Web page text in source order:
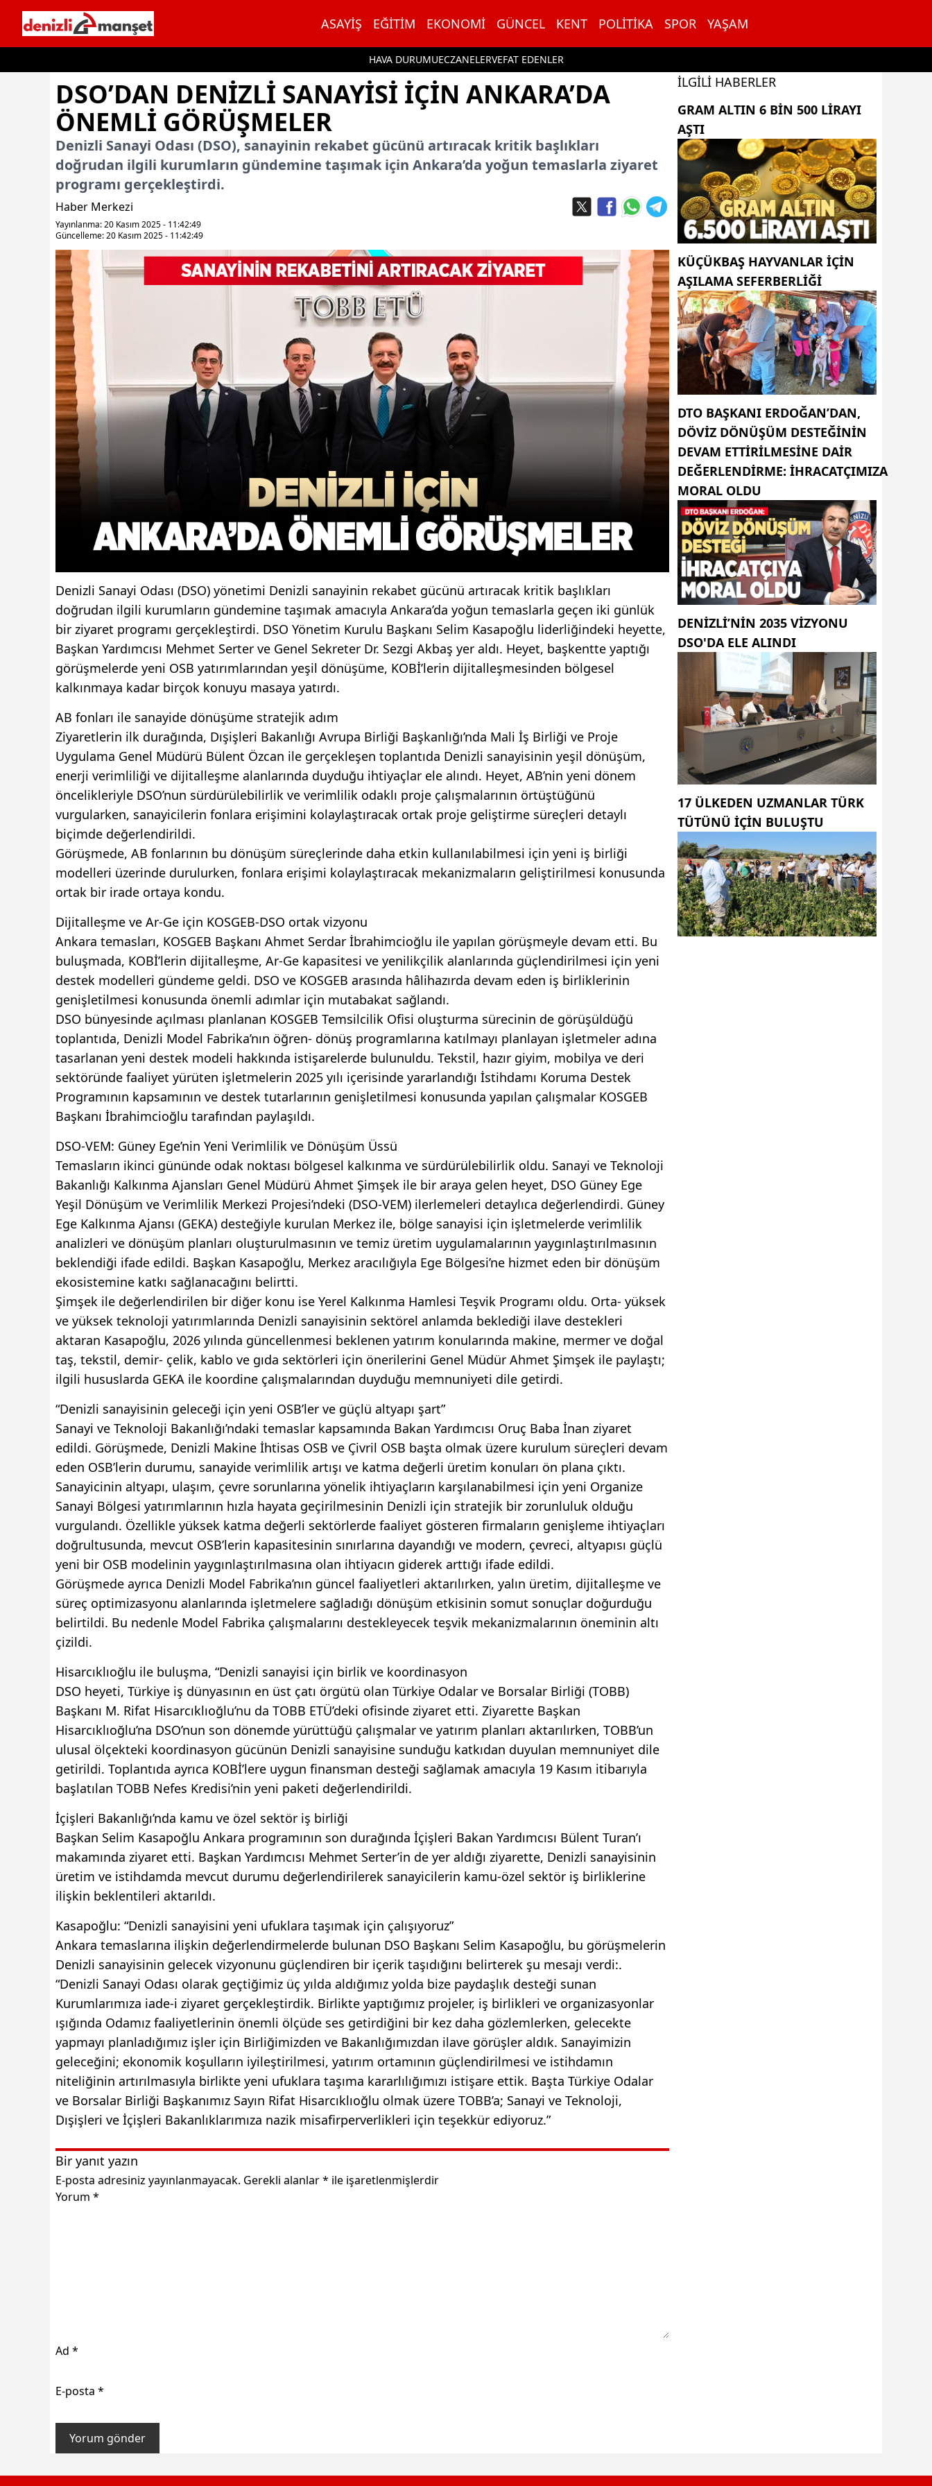
ASAYIŞ EĞITIM EKONOMI GÜNCEL KENT POLITIKA SPOR YAŞAM
HAVA DURUMUECZANELERVEFAT EDENLER
DSO’DAN DENIZLI SANAYISI IÇIN ANKARA’DA
ÖNEMLI GÖRÜŞMELER
Denizli Sanayi Odası (DSO), sanayinin rekabet gücünü artıracak kritik başlıkları
doğrudan ilgili kurumların gündemine taşımak için Ankara’da yoğun temaslarla ziyaret
programı gerçekleştirdi.
Haber Merkezi
Yayınlanma: 20 Kasım 2025 - 11:42:49
Güncelleme: 20 Kasım 2025 - 11:42:49
Denizli Sanayi Odası (DSO) yönetimi Denizli sanayinin rekabet gücünü artıracak kritik başlıkları
doğrudan ilgili kurumların gündemine taşımak amacıyla Ankara’da yoğun temaslarla geçen iki günlük
bir ziyaret programı gerçekleştirdi. DSO Yönetim Kurulu Başkanı Selim Kasapoğlu liderliğindeki heyette,
Başkan Yardımcısı Mehmet Serter ve Genel Sekreter Dr. Sezgi Akbaş yer aldı. Heyet, başkentte yaptığı
görüşmelerde yeni OSB yatırımlarından yeşil dönüşüme, KOBİ’lerin dijitalleşmesinden bölgesel
kalkınmaya kadar birçok konuyu masaya yatırdı.
AB fonları ile sanayide dönüşüme stratejik adım
Ziyaretlerin ilk durağında, Dışişleri Bakanlığı Avrupa Birliği Başkanlığı’nda Mali İş Birliği ve Proje
Uygulama Genel Müdürü Bülent Özcan ile gerçekleşen toplantıda Denizli sanayisinin yeşil dönüşüm,
enerji verimliliği ve dijitalleşme alanlarında duyduğu ihtiyaçlar ele alındı. Heyet, AB’nin yeni dönem
öncelikleriyle DSO’nun sürdürülebilirlik ve verimlilik odaklı proje çalışmalarının örtüştüğünü
vurgularken, sanayicilerin fonlara erişimini kolaylaştıracak ortak proje geliştirme süreçleri detaylı
biçimde değerlendirildi.
Görüşmede, AB fonlarının bu dönüşüm süreçlerinde daha etkin kullanılabilmesi için yeni iş birliği
modelleri üzerinde durulurken, fonlara erişimi kolaylaştıracak mekanizmaların geliştirilmesi konusunda
ortak bir irade ortaya kondu.
Dijitalleşme ve Ar-Ge için KOSGEB-DSO ortak vizyonu
Ankara temasları, KOSGEB Başkanı Ahmet Serdar İbrahimcioğlu ile yapılan görüşmeyle devam etti. Bu
buluşmada, KOBİ’lerin dijitalleşme, Ar-Ge kapasitesi ve yenilikçilik alanlarında güçlendirilmesi için yeni
destek modelleri gündeme geldi. DSO ve KOSGEB arasında hâlihazırda devam eden iş birliklerinin
genişletilmesi konusunda önemli adımlar için mutabakat sağlandı.
DSO bünyesinde açılması planlanan KOSGEB Temsilcilik Ofisi oluşturma sürecinin de görüşüldüğü
toplantıda, Denizli Model Fabrika’nın öğren- dönüş programlarına katılmayı planlayan işletmeler adına
tasarlanan yeni destek modeli hakkında istişarelerde bulunuldu. Tekstil, hazır giyim, mobilya ve deri
sektöründe faaliyet yürüten işletmelerin 2025 yılı içerisinde yararlandığı İstihdamı Koruma Destek
Programının kapsamının ve destek tutarlarının genişletilmesi konusunda yapılan çalışmalar KOSGEB
Başkanı İbrahimcioğlu tarafından paylaşıldı.
DSO-VEM: Güney Ege’nin Yeni Verimlilik ve Dönüşüm Üssü
Temasların ikinci gününde odak noktası bölgesel kalkınma ve sürdürülebilirlik oldu. Sanayi ve Teknoloji
Bakanlığı Kalkınma Ajansları Genel Müdürü Ahmet Şimşek ile bir araya gelen heyet, DSO Güney Ege
Yeşil Dönüşüm ve Verimlilik Merkezi Projesi’ndeki (DSO-VEM) ilerlemeleri detaylıca değerlendirdi. Güney
Ege Kalkınma Ajansı (GEKA) desteğiyle kurulan Merkez ile, bölge sanayisi için işletmelerde verimlilik
analizleri ve dönüşüm planları oluşturulmasının ve temiz üretim uygulamalarının yaygınlaştırılmasının
beklendiği ifade edildi. Başkan Kasapoğlu, Merkez aracılığıyla Ege Bölgesi’ne hizmet eden bir dönüşüm
ekosistemine katkı sağlanacağını belirtti.
Şimşek ile değerlendirilen bir diğer konu ise Yerel Kalkınma Hamlesi Teşvik Programı oldu. Orta- yüksek
ve yüksek teknoloji yatırımlarında Denizli sanayisinin sektörel anlamda beklediği ilave destekleri
aktaran Kasapoğlu, 2026 yılında güncellenmesi beklenen yatırım konularında makine, mermer ve doğal
taş, tekstil, demir- çelik, kablo ve gıda sektörleri için önerilerini Genel Müdür Ahmet Şimşek ile paylaştı;
ilgili hususlarda GEKA ile koordine çalışmalarından duyduğu memnuniyeti dile getirdi.
“Denizli sanayisinin geleceği için yeni OSB’ler ve güçlü altyapı şart”
Sanayi ve Teknoloji Bakanlığı’ndaki temaslar kapsamında Bakan Yardımcısı Oruç Baba İnan ziyaret
edildi. Görüşmede, Denizli Makine İhtisas OSB ve Çivril OSB başta olmak üzere kurulum süreçleri devam
eden OSB’lerin durumu, sanayide verimlilik artışı ve katma değerli üretim konuları ön plana çıktı.
Sanayicinin altyapı, ulaşım, çevre sorunlarına yönelik ihtiyaçların karşılanabilmesi için yeni Organize
Sanayi Bölgesi yatırımlarının hızla hayata geçirilmesinin Denizli için stratejik bir zorunluluk olduğu
vurgulandı. Özellikle yüksek katma değerli sektörlerde faaliyet gösteren firmaların genişleme ihtiyaçları
doğrultusunda, mevcut OSB’lerin kapasitesinin sınırlarına dayandığı ve modern, çevreci, altyapısı güçlü
yeni bir OSB modelinin yaygınlaştırılmasına olan ihtiyacın giderek arttığı ifade edildi.
Görüşmede ayrıca Denizli Model Fabrika’nın güncel faaliyetleri aktarılırken, yalın üretim, dijitalleşme ve
süreç optimizasyonu alanlarında işletmelere sağladığı dönüşüm etkisinin somut sonuçlar doğurduğu
belirtildi. Bu nedenle Model Fabrika çalışmalarını destekleyecek teşvik mekanizmalarının öneminin altı
çizildi.
Hisarcıklıoğlu ile buluşma, “Denizli sanayisi için birlik ve koordinasyon
DSO heyeti, Türkiye iş dünyasının en üst çatı örgütü olan Türkiye Odalar ve Borsalar Birliği (TOBB)
Başkanı M. Rifat Hisarcıklıoğlu’nu da TOBB ETÜ’deki ofisinde ziyaret etti. Ziyarette Başkan
Hisarcıklıoğlu’na DSO’nun son dönemde yürüttüğü çalışmalar ve yatırım planları aktarılırken, TOBB’un
ulusal ölçekteki koordinasyon gücünün Denizli sanayisine sunduğu katkıdan duyulan memnuniyet dile
getirildi. Toplantıda ayrıca KOBİ’lere uygun finansman desteği sağlamak amacıyla 19 Kasım itibarıyla
başlatılan TOBB Nefes Kredisi’nin yeni paketi değerlendirildi.
İçişleri Bakanlığı’nda kamu ve özel sektör iş birliği
Başkan Selim Kasapoğlu Ankara programının son durağında İçişleri Bakan Yardımcısı Bülent Turan’ı
makamında ziyaret etti. Başkan Yardımcısı Mehmet Serter’in de yer aldığı ziyarette, Denizli sanayisinin
üretim ve istihdamda mevcut durumu değerlendirilerek sanayicilerin kamu-özel sektör iş birliklerine
ilişkin beklentileri aktarıldı.
Kasapoğlu: “Denizli sanayisini yeni ufuklara taşımak için çalışıyoruz”
Ankara temaslarına ilişkin değerlendirmelerde bulunan DSO Başkanı Selim Kasapoğlu, bu görüşmelerin
Denizli sanayisinin gelecek vizyonunu güçlendiren bir içerik taşıdığını belirterek şu mesajı verdi:.
“Denizli Sanayi Odası olarak geçtiğimiz üç yılda aldığımız yolda bize paydaşlık desteği sunan
Kurumlarımıza iade-i ziyaret gerçekleştirdik. Birlikte yaptığımız projeler, iş birlikleri ve organizasyonlar
ışığında Odamız faaliyetlerinin önemli ölçüde ses getirdiğini bir kez daha gözlemlerken, gelecekte
yapmayı planladığımız işler için Birliğimizden ve Bakanlığımızdan ilave görüşler aldık. Sanayimizin
geleceğini; ekonomik koşulların iyileştirilmesi, yatırım ortamının güçlendirilmesi ve istihdamın
niteliğinin artırılmasıyla birlikte yeni ufuklara taşıma kararlılığımızı istişare ettik. Başta Türkiye Odalar
ve Borsalar Birliği Başkanımız Sayın Rifat Hisarcıklıoğlu olmak üzere TOBB’a; Sanayi ve Teknoloji,
Dışişleri ve İçişleri Bakanlıklarımıza nazik misafirperverlikleri için teşekkür ediyoruz.”
Bir yanıt yazın
E-posta adresiniz yayınlanmayacak. Gerekli alanlar* ile işaretlenmişlerdir
Yorum *
Ad *
E-posta *
İLGILI HABERLER
GRAM ALTIN 6 BIN 500 LIRAYI
AŞTI
KÜÇÜKBAŞ HAYVANLAR İÇİN
AŞILAMA SEFERBERLİĞİ
DTO BAŞKANI ERDOĞAN’DAN,
DÖVIZ DÖNÜŞÜM DESTEĞININ
DEVAM ETTIRILMESINE DAIR
DEĞERLENDIRME: İHRACATÇIMIZA
MORAL OLDU
DENIZLI’NIN 2035 VIZYONU
DSO'DA ELE ALINDI
17 ÜLKEDEN UZMANLAR TÜRK
TÜTÜNÜ IÇIN BULUŞTU